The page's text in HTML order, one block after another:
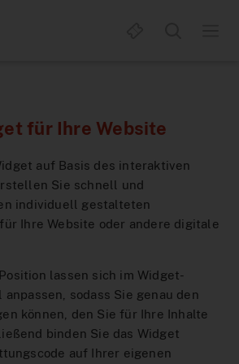
Job
Job für Azubis
für Ihre Website
auf Basis des interaktiven
Sie schnell und
individuell gestalteten
Ihre Website oder andere digitale
lassen sich im Widget-
sodass Sie genau den
können, den Sie für Ihre Inhalte
binden Sie das Widget
auf Ihrer eigenen